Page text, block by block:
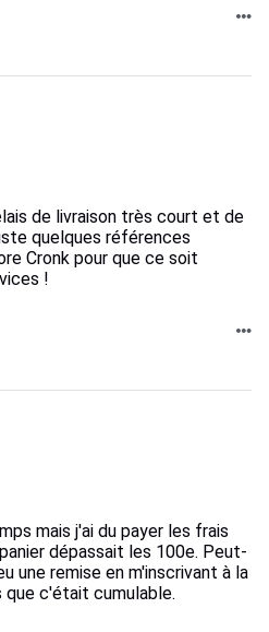
de livraison très court et de
quelques références
Cronk pour que ce soit
!
mais j'ai du payer les frais
dépassait les 100e. Peut-
une remise en m'inscrivant à la
c'était cumulable.